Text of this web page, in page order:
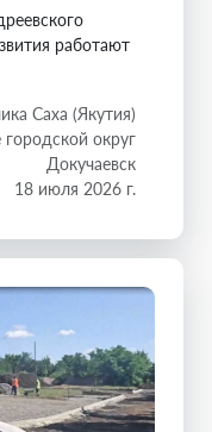
работают
Саха (Якутия)
округ
Докучаевск
18 июля 2026 г.